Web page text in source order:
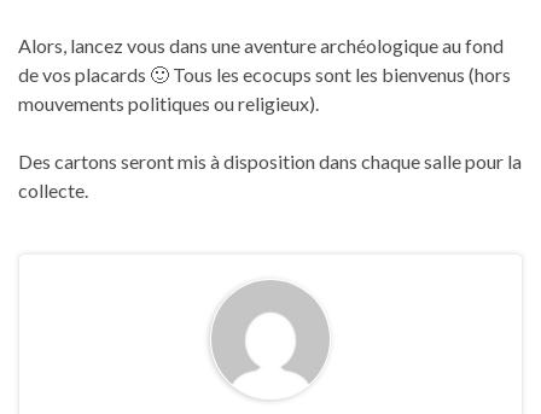
Alors, lancez vous dans une aventure archéologique au fond
de vos placards 🙂 Tous les ecocups sont les bienvenus (hors
mouvements politiques ou religieux).
Des cartons seront mis à disposition dans chaque salle pour la
collecte.